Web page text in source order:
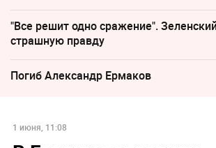
"Все решит одно сражение".
страшную правду
Погиб Александр Ермаков
1 июня, 11:08